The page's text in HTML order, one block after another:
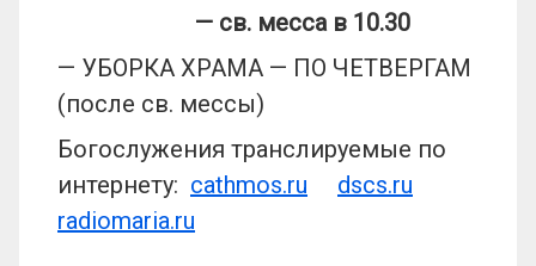
— св. месса в 10.30
— УБОРКА ХРАМА — ПО ЧЕТВЕРГАМ
(после св. мессы)
Богослужения транслируемые по
интернету: cathmos.ru
dscs.ru
radiomaria.ru